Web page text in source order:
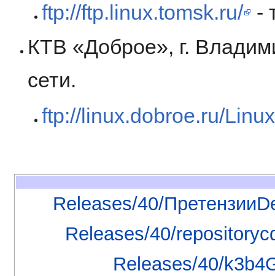
ftp://ftp.linux.tomsk.ru/
-
КТВ «Доброе», г.
сети.
ftp://linux.dobroe.ru/
Releases/40/
Releases/40/
Releases/40/